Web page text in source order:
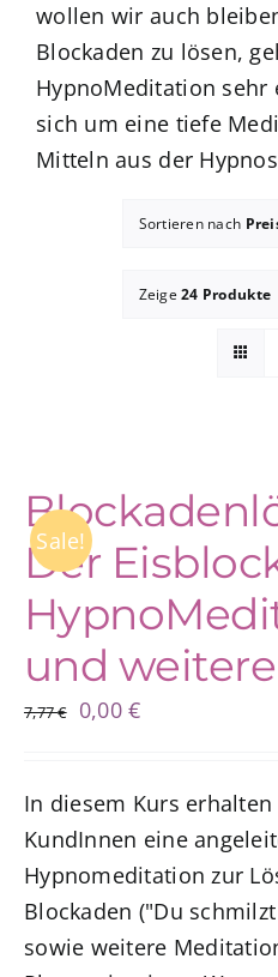
wollen wir auch
Blockaden zu lösen,
HypnoMeditation sehr
sich um eine tiefe
Mitteln aus der
Sortieren nach
Zeige24 Produkte
Sale!
Der
und weitere
7,77€
Ursprünglicher
7,77 €
0,00€Aktueller
0,00 €.
In diesem Kurs
KundInnen eine
Hypnomeditation zur
Blockaden ("Du
sowie weitere